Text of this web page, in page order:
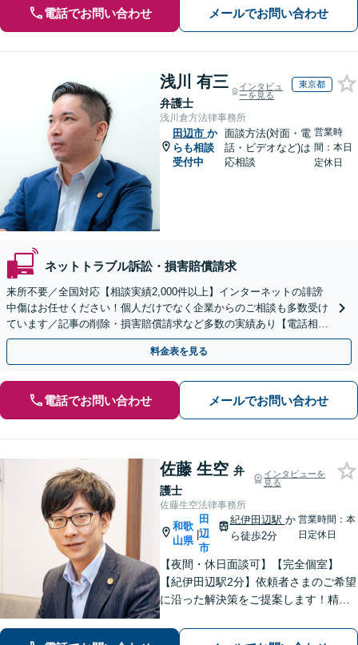
電話でお問い合わせ メールでお問い合わせ
浅川 有三
弁護士
インタビュ
ーを見る
東京都
浅川倉方法律事務所
田辺市 か
らも相談
受付中
面談方法(対面・電
話・ビデオなど)は
応相談
営業時
間：本日
定休日
ネットトラブル訴訟・損害賠償請求
来所不要／全国対応【相談実績2,000件以上】インターネットの誹謗
中傷はお任せください！個人だけでなく企業からのご相談も多数受け
ています／記事の削除・損害賠償請求など多数の実績あり【電話相談
可】【初回相談無料】【夜間休日面談可】
料金表を見る
電話でお問い合わせ メールでお問い合わせ
佐藤 生空 弁
護士
インタビューを
見る
佐藤生空法律事務所
和歌
山県
|
田
辺
市
紀伊田辺駅 か
ら徒歩2分
営業時間：本
日定休日
【夜間・休日面談可】【完全個室】
【紀伊田辺駅2分】依頼者さまのご希望
に沿った解決策をご提案します！精神
交渉の豊富な経験を活かし、賠償金の